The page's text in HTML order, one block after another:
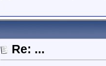
Re: ...